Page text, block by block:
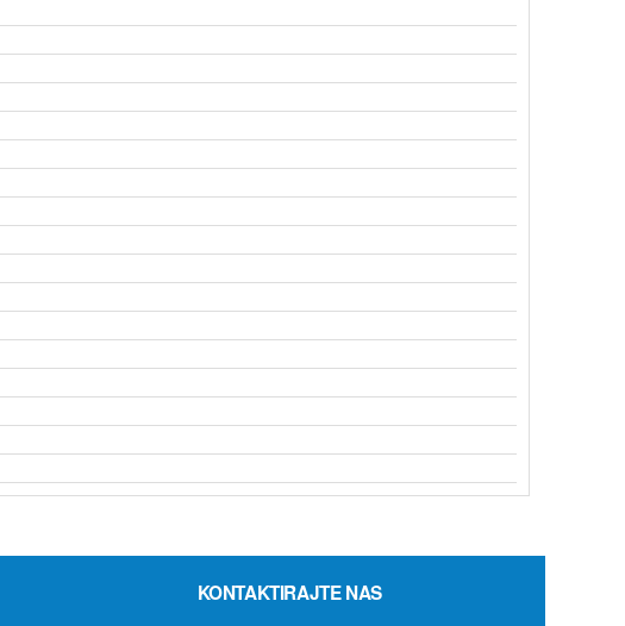
KONTAKTIRAJTE NAS